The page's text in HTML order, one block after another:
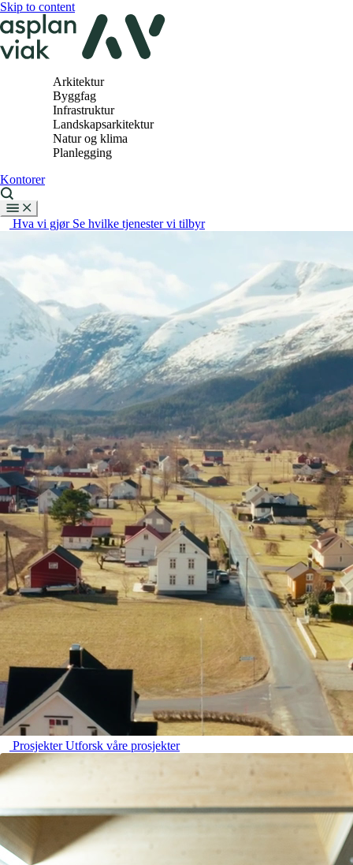
Skip to content
Arkitektur
Byggfag
Infrastruktur
Landskapsarkitektur
Natur og klima
Planlegging
Kontorer
Hva vi gjør Se hvilke tjenester vi tilbyr
ProsjekterUtforsk våre prosjekter